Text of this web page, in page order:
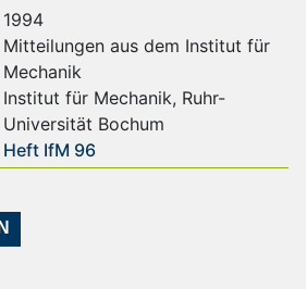
1994
Mitteilungen aus dem Institut für
Mechanik
Institut für Mechanik, Ruhr-
Universität Bochum
Heft IfM 96